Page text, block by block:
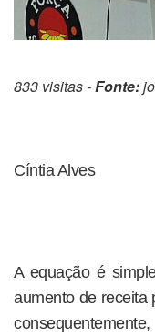
833 visitas -Fonte:
Cíntia Alves
A equação é
aumento de receita